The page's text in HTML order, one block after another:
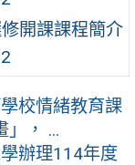
開課課程簡介
學校情緒教育課
」， ...
辦理114年度